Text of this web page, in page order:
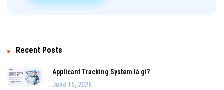
Recent Posts
Applicant Tracking System là gì?
June 15, 2026